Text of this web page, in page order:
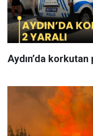
Aydın’da korkutan